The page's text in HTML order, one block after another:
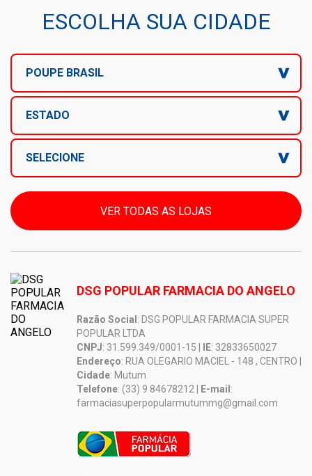
ESCOLHA SUA CIDADE
POUPE BRASIL
ESTADO
SELECIONE
VER TODAS AS LOJAS
DSG POPULAR FARMACIA DO ANGELO
Razão Social : DSG POPULAR FARMACIA SUPER
POPULAR LTDA
CNPJ: 31.599.349/0001-15 | IE: 32833650027
Endereço: RUA OLEGARIO MACIEL - 148 , CENTRO |
Cidade: Mutum
Telefone: (33) 9 84678212 | E-mail :
farmaciasuperpopularmutummg@gmail.com